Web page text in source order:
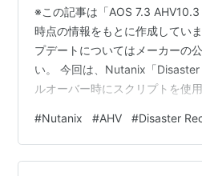
※この記事は「AOS 7.3
時点の情報をもとに作成してい
プデートについてはメーカーの
い。 今回は、Nutanix「
ルオーバー時にスクリプトを使
トール 3. スクリプトの準備 4.
の設定 4. フェイルオーバーの実
7.3AHV: 10.3Prism Central:
#Nutanix #AHV #Disaster